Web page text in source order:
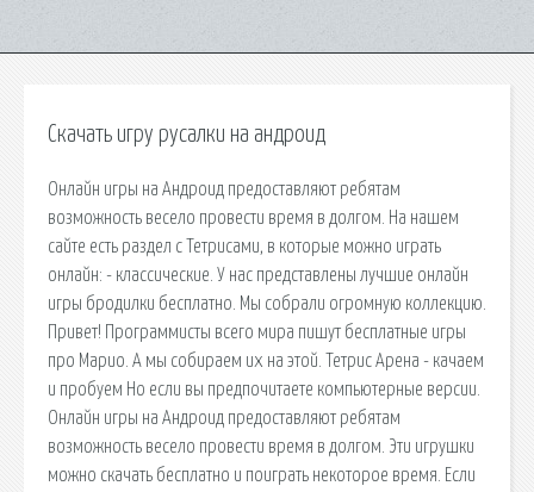
Скачать игру русалки на андроид
Онлайн игры на Андроид предоставляют ребятам
возможность весело провести время в долгом. На нашем
сайте есть раздел с Тетрисами, в которые можно играть
онлайн: - классические. У нас представлены лучшие онлайн
игры бродилки бесплатно. Мы собрали огромную коллекцию.
Привет! Программисты всего мира пишут бесплатные игры
про Марио. А мы собираем их на этой. Тетрис Арена - качаем
и пробуем Но если вы предпочитаете компьютерные версии.
Онлайн игры на Андроид предоставляют ребятам
возможность весело провести время в долгом. Эти игрушки
можно скачать бесплатно и поиграть некоторое время. Если